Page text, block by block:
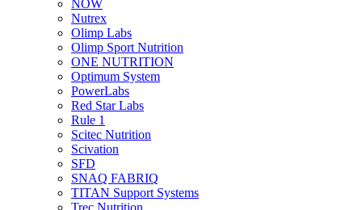
NOW
Nutrex
Olimp Labs
Olimp Sport Nutrition
ONE NUTRITION
Optimum System
PowerLabs
Red Star Labs
Rule 1
Scitec Nutrition
Scivation
SFD
SNAQ FABRIQ
TITAN Support Systems
Trec Nutrition